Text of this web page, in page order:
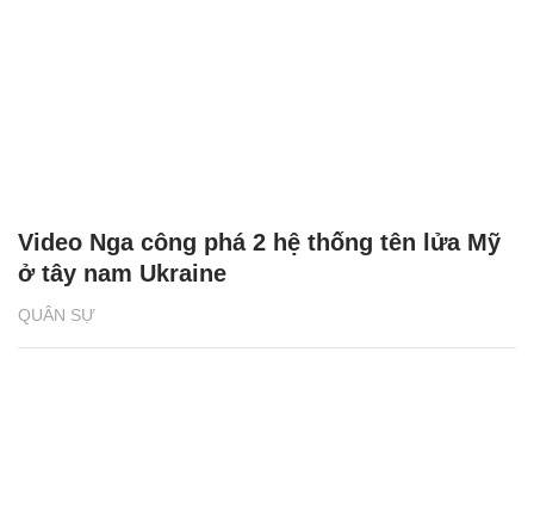
QUÂN SỰ
Video Nga công phá 2 hệ thống tên lửa Mỹ
ở tây nam Ukraine